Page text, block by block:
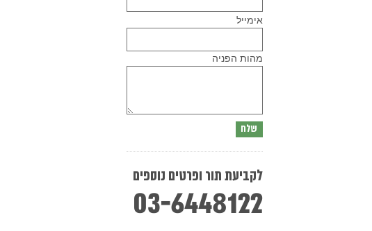
leave
אימייל
מהות הפניה
לקביעת תור ופרטים נוספים
03-6448122